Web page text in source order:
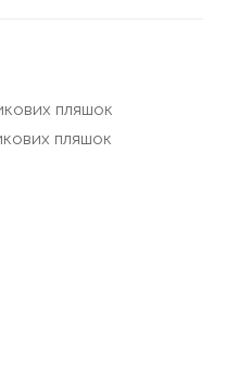
пляшок
пляшок